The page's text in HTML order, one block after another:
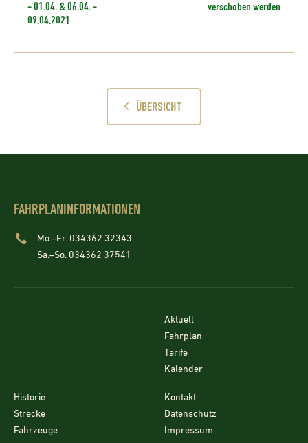
- 01.04. & 06.04. -
09.04.2021
verschoben werden
ÜBERSICHT
FAHRPLANINFORMATIONEN
Mo.–Fr. 034362 32343
Sa.–So. 034362 37541
Aktuell
Fahrplan
Tarife
Kalender
Historie
Strecke
Fahrzeuge
Kontakt
Datenschutz
Impressum